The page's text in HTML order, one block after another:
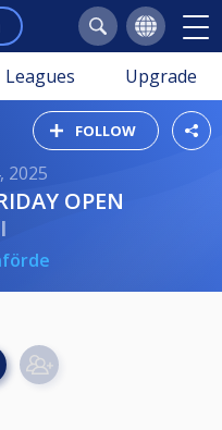
Leagues Upgrade
FOLLOW
2025
OPEN